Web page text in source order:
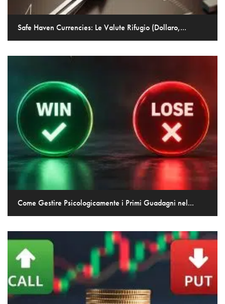
Safe Haven Currencies: Le Valute Rifugio (Dollaro,...
Come Gestire Psicologicamente i Primi Guadagni nel...